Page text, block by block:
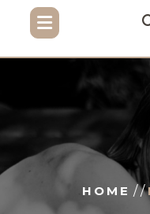
HOME / /